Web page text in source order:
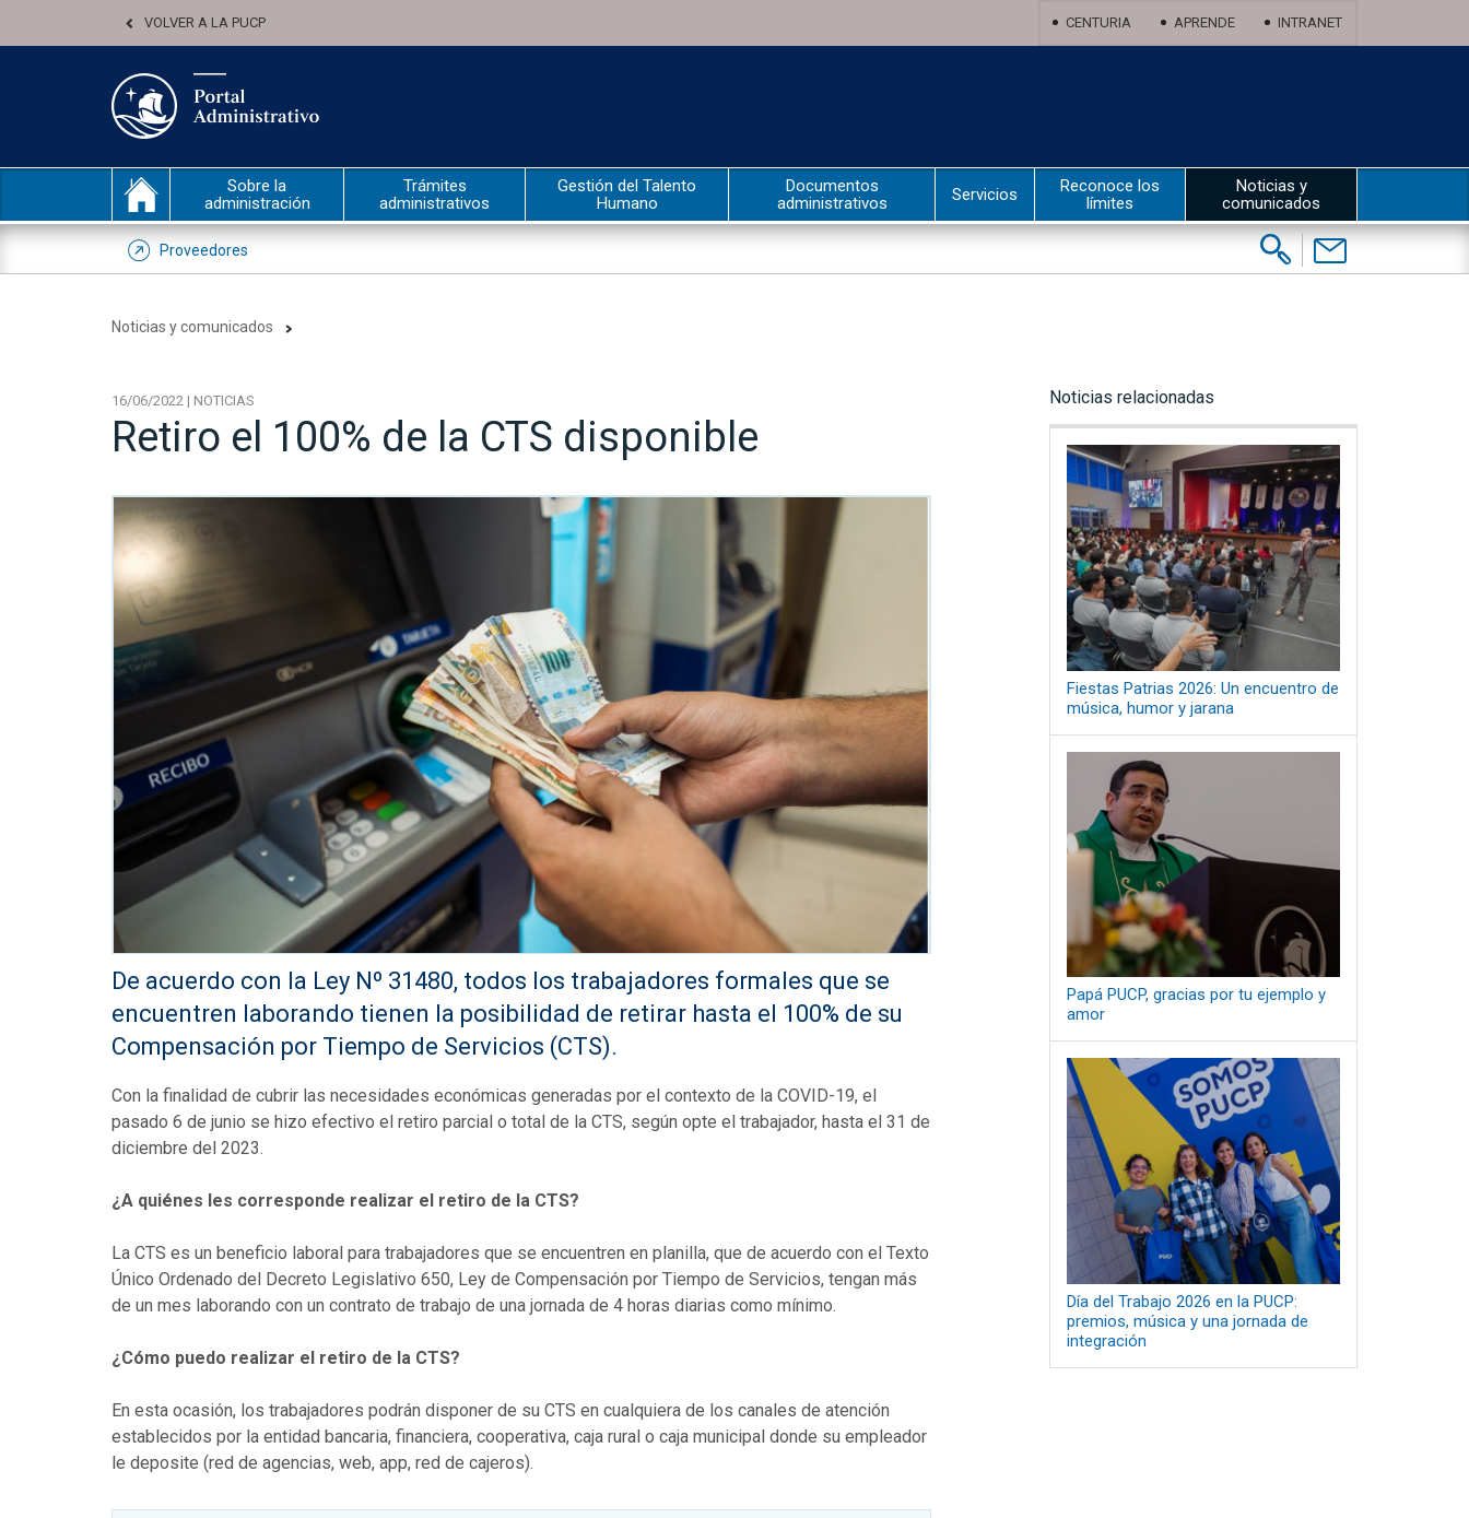
VOLVER A LA PUCP CENTURIA APRENDE INTRANET
Sobre la
administración
Trámites
administrativos
Gestión del Talento
Humano
Documentos
administrativos
Servicios
Reconoce los
límites
Noticias y
comunicados
Proveedores Buscar:
Contáctenos
Noticias y comunicados
16/06/2022 | NOTICIAS
Retiro el 100% de la CTS disponible
De acuerdo con la Ley Nº 31480, todos los trabajadores formales que se
encuentren laborando tienen la posibilidad de retirar hasta el 100% de su
Compensación por Tiempo de Servicios (CTS).
Con la finalidad de cubrir las necesidades económicas generadas por el contexto de la COVID-19, el
pasado 6 de junio se hizo efectivo el retiro parcial o total de la CTS, según opte el trabajador, hasta el 31 de
diciembre del 2023.
¿A quiénes les corresponde realizar el retiro de la CTS?
La CTS es un beneficio laboral para trabajadores que se encuentren en planilla, que de acuerdo con el Texto
Único Ordenado del Decreto Legislativo 650, Ley de Compensación por Tiempo de Servicios, tengan más
de un mes laborando con un contrato de trabajo de una jornada de 4 horas diarias como mínimo.
¿Cómo puedo realizar el retiro de la CTS?
En esta ocasión, los trabajadores podrán disponer de su CTS en cualquiera de los canales de atención
establecidos por la entidad bancaria, financiera, cooperativa, caja rural o caja municipal donde su empleador
le deposite (red de agencias, web, app, red de cajeros).
Noticias relacionadas
Fiestas Patrias 2026: Un encuentro de
música, humor y jarana
Papá PUCP, gracias por tu ejemplo y
amor
Día del Trabajo 2026 en la PUCP:
premios, música y una jornada de
integración